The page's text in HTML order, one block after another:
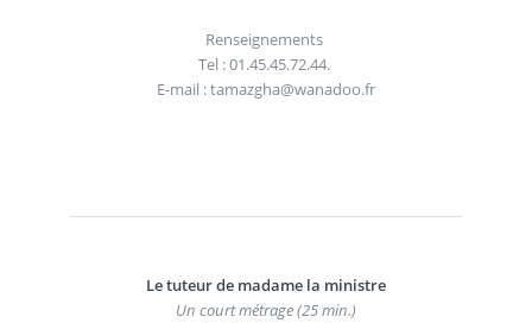
Renseignements
Tel : 01.45.45.72.44.
E-mail : tamazgha@wanadoo.fr
Le tuteur de madame la ministre
Un court métrage (25 min.)